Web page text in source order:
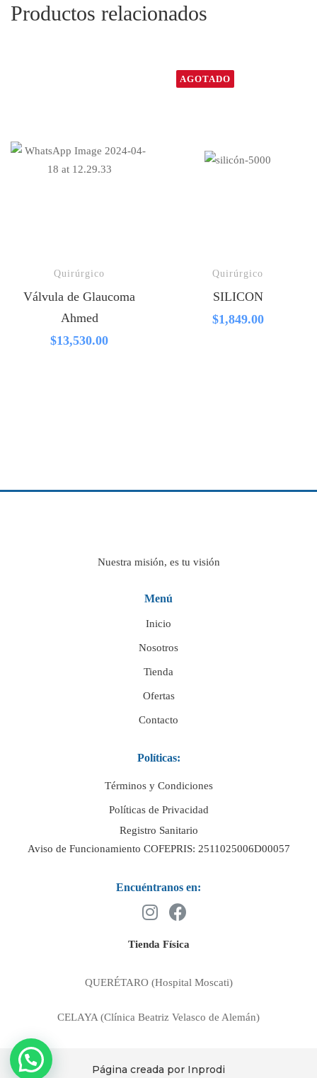
Productos relacionados
Quirúrgico
Válvula de Glaucoma
Ahmed
$13,530.00
AGOTADO
Quirúrgico
SILICON
$1,849.00
Nuestra misión, es tu visión
Menú
Inicio
Nosotros
Tienda
Ofertas
Contacto
Políticas:
Términos y Condiciones
Políticas de Privacidad
Registro Sanitario
Aviso de Funcionamiento COFEPRIS: 2511025006D00057
Encuéntranos en:
Tienda Física
QUERÉTARO (Hospital Moscati)
CELAYA (Clínica Beatriz Velasco de Alemán)
Página creada por Inprodi